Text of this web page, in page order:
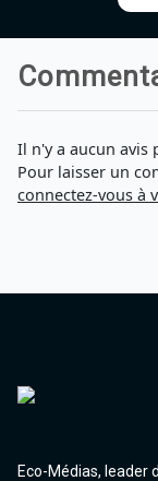
Il n'y a aucun avis
Pour laisser un
connectez-vous à
Eco-Médias, leader